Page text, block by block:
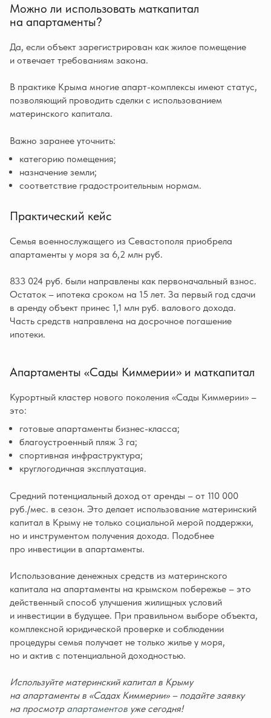
Можно ли использовать маткапитал
на апартаменты?
Да, если объект зарегистрирован как жилое помещение
и отвечает требованиям закона.
В практике Крыма многие апарт-комплексы имеют статус,
позволяющий проводить сделки с использованием
материнского капитала.
Важно заранее уточнить:
категорию помещения;
назначение земли;
соответствие градостроительным нормам.
Практический кейс
Семья военнослужащего из Севастополя приобрела
апартаменты у моря за 6,2 млн руб.
833 024 руб. были направлены как первоначальный взнос.
Остаток – ипотека сроком на 15 лет. За первый год сдачи
в аренду объект принес 1,1 млн руб. валового дохода.
Часть средств направлена на досрочное погашение
ипотеки.
Апартаменты «Сады Киммерии» и маткапитал
Курортный кластер нового поколения «Сады Киммерии» –
это:
готовые апартаменты бизнес-класса;
благоустроенный пляж 3 га;
спортивная инфраструктура;
круглогодичная эксплуатация.
Средний потенциальный доход от аренды – от 110 000
руб./мес. в сезон. Это делает использование материнский
капитал в Крыму не только социальной мерой поддержки,
но и инструментом получения дохода. Подобнее
про инвестиции в апартаменты.
Использование денежных средств из материнского
капитала на апартаменты на крымском побережье – это
действенный способ улучшения жилищных условий
и инвестиции в будущее. При правильном выборе объекта,
комплексной юридической проверке и соблюдении
процедуры семья получает не только жилье у моря,
но и актив с потенциальной доходностью.
Используйте материнский капитал в Крыму
на апартаменты в «Садах Киммерии» – подайте заявку
на просмотр апартаментов уже сегодня!